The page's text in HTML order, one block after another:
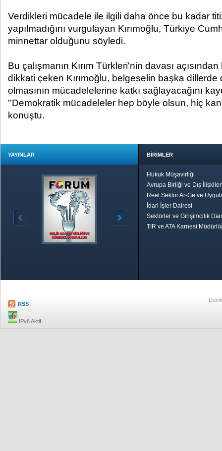
Verdikleri mücadele ile ilgili daha önce bu kadar
yapılmadığını vurgulayan Kırımoğlu, Türkiye
minnettar olduğunu söyledi.
Bu çalışmanın Kırım Türkleri'nin davası
dikkati çeken Kırımoğlu, belgeselin başka dillerde
olmasının mücadelelerine katkı sağlayacağını
''Demokratik mücadeleler hep böyle olsun, hiç
konuştu.
YAYINLAR BİRİMLER
Hukuk Müşavirliği
Avrupa Birliği ve Dış
Reel Sektör Ar-Ge ve
İdari İşler Dairesi
Sektörler ve Girişimcilik
TIR ve ATA Karnesi
RSS
IPv6 Aktif